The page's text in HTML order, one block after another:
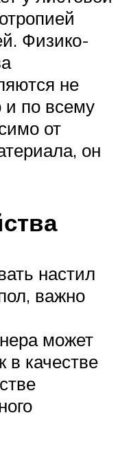
Физико-
не
и по всему
от
он
настил
важно
может
в качестве